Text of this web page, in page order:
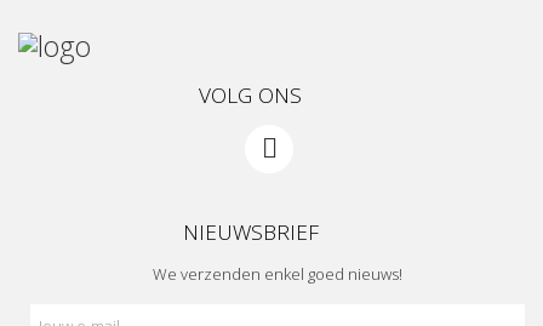
VOLG ONS
NIEUWSBRIEF
We verzenden enkel goed nieuws!